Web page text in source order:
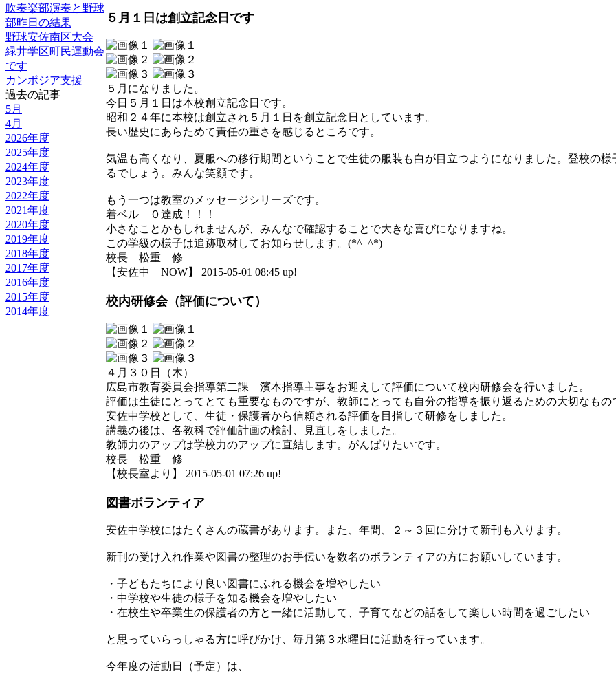
吹奏楽部演奏と野球
部昨日の結果
野球安佐南区大会
緑井学区町民運動会
です
カンボジア支援
過去の記事
5月
4月
2026年度
2025年度
2024年度
2023年度
2022年度
2021年度
2020年度
2019年度
2018年度
2017年度
2016年度
2015年度
2014年度
５月１日は創立記念日です
５月になりました。
今日５月１日は本校創立記念日です。
昭和２４年に本校は創立され５月１日を創立記念日としています。
長い歴史にあらためて責任の重さを感じるところです。
気温も高くなり、夏服への移行期間ということで生徒の服装も白が目立つようになりました。登校の
るでしょう。みんな笑顔です。
もう一つは教室のメッセージシリーズです。
着ベル ０達成！！！
小さなことかもしれませんが、みんなで確認することで大きな喜びになりますね。
この学級の様子は追跡取材してお知らせします。(*^_^*)
校長 松重 修
【安佐中 NOW】 2015-05-01 08:45 up!
校内研修会（評価について）
４月３０日（木）
広島市教育委員会指導第二課 濱本指導主事をお迎えして評価について校内研修会を行いました。
評価は生徒にとってとても重要なものですが、教師にとっても自分の指導を振り返るための大切なもの
安佐中学校として、生徒・保護者から信頼される評価を目指して研修をしました。
講義の後は、各教科で評価計画の検討、見直しをしました。
教師力のアップは学校力のアップに直結します。がんばりたいです。
校長 松重 修
【校長室より】 2015-05-01 07:26 up!
図書ボランティア
安佐中学校にはたくさんの蔵書があります。また、年間、２～３回に分けて新刊も入ります。
新刊の受け入れ作業や図書の整理のお手伝いを数名のボランティアの方にお願いしています。
・子どもたちにより良い図書にふれる機会を増やしたい
・中学校や生徒の様子を知る機会を増やしたい
・在校生や卒業生の保護者の方と一緒に活動して、子育てなどの話をして楽しい時間を過ごしたい
と思っていらっしゃる方に呼びかけ、毎月第３水曜日に活動を行っています。
今年度の活動日（予定）は、